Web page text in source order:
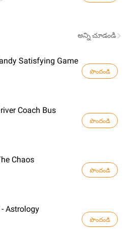
అన్ని చూడండి
Satisfying Game
పొందండి
Coach Bus
పొందండి
Chaos
పొందండి
Astrology
పొందండి